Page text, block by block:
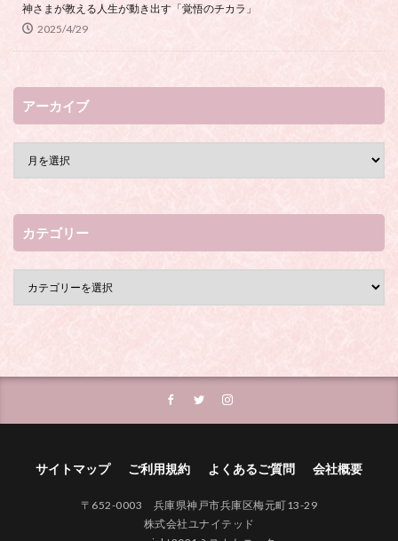
神さまが教える人生が動き出す「覚悟のチカラ」
2025/4/29
アーカイブ
カテゴリー
サイトマップ ご利用規約 よくあるご質問 会社概要
〒652-0003 兵庫県神戸市兵庫区梅元町13-29
株式会社ユナイテッド